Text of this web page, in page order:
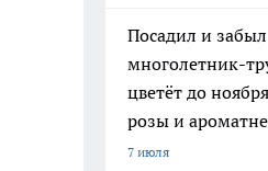
Посадил и
многолетник-
цветёт до
розы и
7 июля